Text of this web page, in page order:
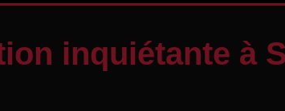
inquiétante à